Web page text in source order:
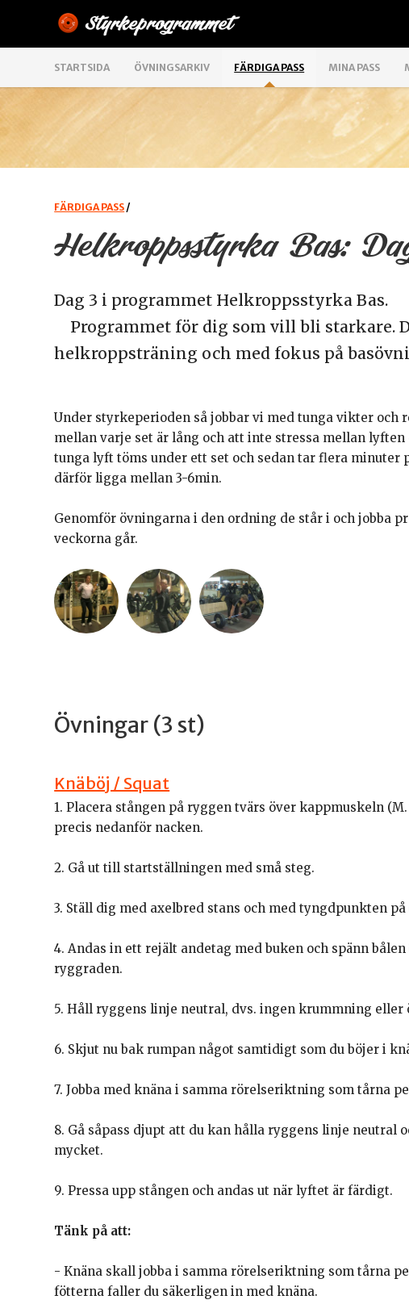
STARTSIDA ÖVNINGSARKIV FÄRDIGA PASS MINA PASS
FÄRDIGA PASS /
Helkroppsstyrka Bas:
Dag 3 i programmet Helkroppsstyrka Bas.
Programmet för dig som vill bli starkare.
helkroppsträning och med fokus på
Under styrkeperioden så jobbar vi med tunga vikter
mellan varje set är lång och att inte stressa mellan
tunga lyft töms under ett set och sedan tar flera minuter
därför ligga mellan 3-6min.
Genomför övningarna i den ordning de står i och jobba
veckorna går.
Övningar (3 st)
Knäböj / Squat
1. Placera stången på ryggen tvärs över kappmuskeln
precis nedanför nacken.
2. Gå ut till startställningen med små steg.
3. Ställ dig med axelbred stans och med tyngdpunkten
4. Andas in ett rejält andetag med buken och spänn
ryggraden.
5. Håll ryggens linje neutral, dvs. ingen krummning eller
6. Skjut nu bak rumpan något samtidigt som du böjer i
7. Jobba med knäna i samma rörelseriktning som tårna
8. Gå såpass djupt att du kan hålla ryggens linje
mycket.
9. Pressa upp stången och andas ut när lyftet är färdigt.
Tänk på att:
- Knäna skall jobba i samma rörelseriktning som tårna
fötterna faller du säkerligen in med knäna.